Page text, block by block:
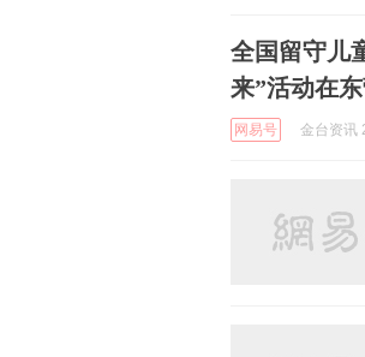
全国留守儿
来”活动在
网易号 金台资讯